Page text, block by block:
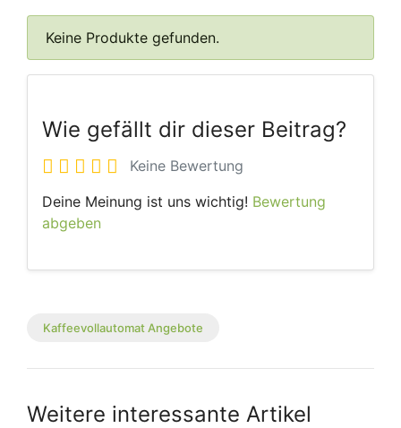
Keine Produkte gefunden.
Wie gefällt dir dieser Beitrag?
Keine Bewertung
Deine Meinung ist uns wichtig! Bewertung
abgeben
Kaffeevollautomat Angebote
Weitere interessante Artikel